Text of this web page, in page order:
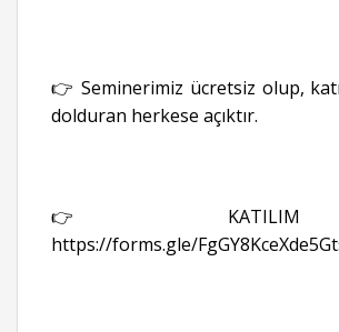
👉 Seminerimiz ücretsiz olup,
dolduran herkese açıktır.
👉 KATILIM
https://forms.gle/